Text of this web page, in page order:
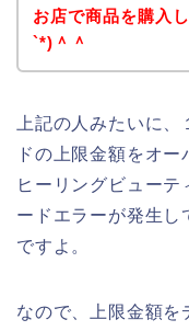
お店で商品を購入
`*)＾＾
上記の人みたいに
ドの上限金額をオー
ヒーリングビューテ
ードエラーが発生し
ですよ。
なので、上限金額を